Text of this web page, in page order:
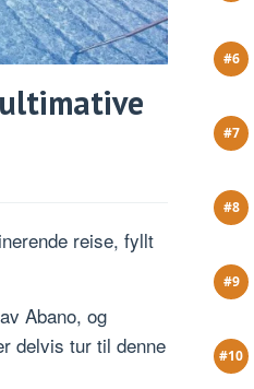
reise, fyllt
Abano, og
delvis tur til denne